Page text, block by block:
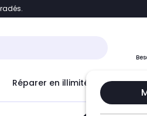
Accéder directement au
Réparer en illimité avec Le